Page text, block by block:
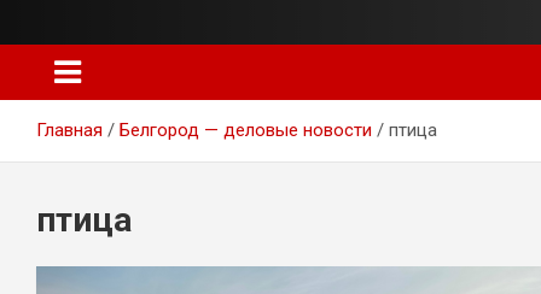
Главная Белгород — деловые новости птица
птица